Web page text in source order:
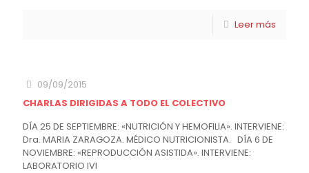
Leer más
09/09/2015
CHARLAS DIRIGIDAS A TODO EL COLECTIVO
DÍA 25 DE SEPTIEMBRE: «NUTRICIÓN Y HEMOFILIA». INTERVIENE:
Dra. MARIA ZARAGOZA. MÉDICO NUTRICIONISTA. DÍA 6 DE
NOVIEMBRE: «REPRODUCCIÓN ASISTIDA». INTERVIENE:
LABORATORIO IVI